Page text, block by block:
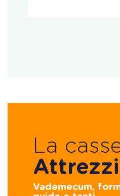
La
Attrezzi
Vademecum,